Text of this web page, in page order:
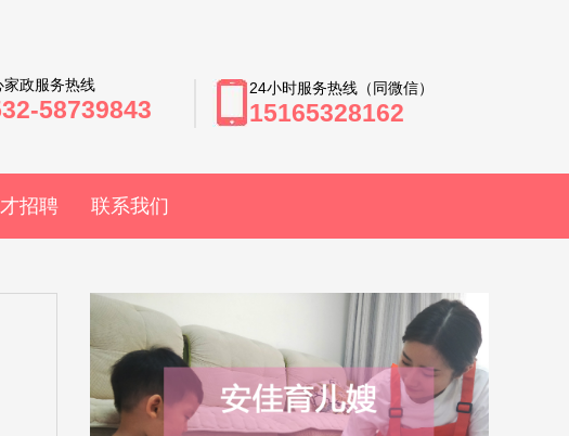
家政服务热线
58739843
24小时服务热线（同微信）
15165328162
招聘 联系我们